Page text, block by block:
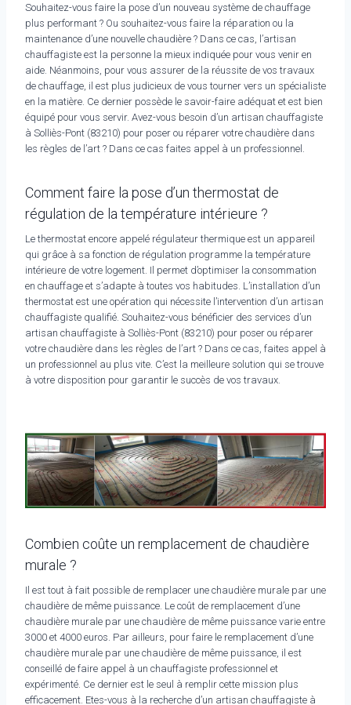
Souhaitez-vous faire la pose d’un nouveau système de chauffage
plus performant ? Ou souhaitez-vous faire la réparation ou la
maintenance d’une nouvelle chaudière ? Dans ce cas, l’artisan
chauffagiste est la personne la mieux indiquée pour vous venir en
aide. Néanmoins, pour vous assurer de la réussite de vos travaux
de chauffage, il est plus judicieux de vous tourner vers un spécialiste
en la matière. Ce dernier possède le savoir-faire adéquat et est bien
équipé pour vous servir. Avez-vous besoin d’un artisan chauffagiste
à Solliès-Pont (83210) pour poser ou réparer votre chaudière dans
les règles de l’art ? Dans ce cas faites appel à un professionnel.
Comment faire la pose d’un thermostat de
régulation de la température intérieure ?
Le thermostat encore appelé régulateur thermique est un appareil
qui grâce à sa fonction de régulation programme la température
intérieure de votre logement. Il permet d’optimiser la consommation
en chauffage et s’adapte à toutes vos habitudes. L’installation d’un
thermostat est une opération qui nécessite l’intervention d’un artisan
chauffagiste qualifié. Souhaitez-vous bénéficier des services d’un
artisan chauffagiste à Solliès-Pont (83210) pour poser ou réparer
votre chaudière dans les règles de l’art ? Dans ce cas, faites appel à
un professionnel au plus vite. C’est la meilleure solution qui se trouve
à votre disposition pour garantir le succès de vos travaux.
Combien coûte un remplacement de chaudière
murale ?
Il est tout à fait possible de remplacer une chaudière murale par une
chaudière de même puissance. Le coût de remplacement d’une
chaudière murale par une chaudière de même puissance varie entre
3000 et 4000 euros. Par ailleurs, pour faire le remplacement d’une
chaudière murale par une chaudière de même puissance, il est
conseillé de faire appel à un chauffagiste professionnel et
expérimenté. Ce dernier est le seul à remplir cette mission plus
efficacement. Etes-vous à la recherche d’un artisan chauffagiste à